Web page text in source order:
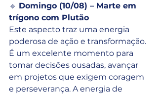
🔹 Domingo (10/08) – Marte em
trígono com Plutão
Este aspecto traz uma energia
poderosa de ação e transformação.
É um excelente momento para
tomar decisões ousadas, avançar
em projetos que exigem coragem
e perseverança. A energia de